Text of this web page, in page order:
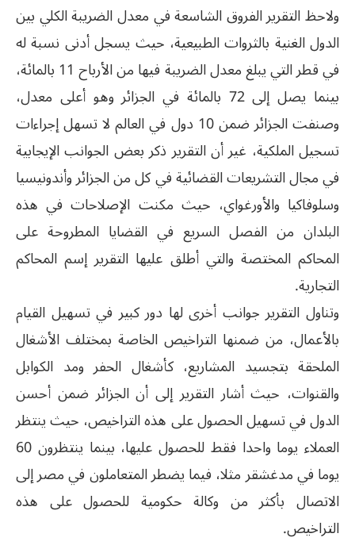
ولاحظ التقرير الفروق الشاسعة في معدل الضريبة الكلي بين
الدول الغنية بالثروات الطبيعية، حيث يسجل أدنى نسبة له
في قطر التي يبلغ معدل الضريبة فيها من الأرباح 11 بالمائة،
بينما يصل إلى 72 بالمائة في الجزائر وهو أعلى معدل،
وصنفت الجزائر ضمن 10 دول في العالم لا تسهل إجراءات
تسجيل الملكية، غير أن التقرير ذكر بعض الجوانب الإيجابية
في مجال التشريعات القضائية في كل من الجزائر وأندونيسيا
وسلوفاكيا والأورغواي، حيث مكنت الإصلاحات في هذه
البلدان من الفصل السريع في القضايا المطروحة على
المحاكم المختصة والتي أطلق عليها التقرير إسم المحاكم
التجارية.
وتناول التقرير جوانب أخرى لها دور كبير في تسهيل القيام
بالأعمال، من ضمنها التراخيص الخاصة بمختلف الأشغال
الملحقة بتجسيد المشاريع، كأشغال الحفر ومد الكوابل
والقنوات، حيث أشار التقرير إلى أن الجزائر ضمن أحسن
الدول في تسهيل الحصول على هذه التراخيص، حيث ينتظر
العملاء يوما واحدا فقط للحصول عليها، بينما ينتظرون 60
يوما في مدغشقر مثلا، فيما يضطر المتعاملون في مصر إلى
الاتصال بأكثر من وكالة حكومية للحصول على هذه
التراخيص.